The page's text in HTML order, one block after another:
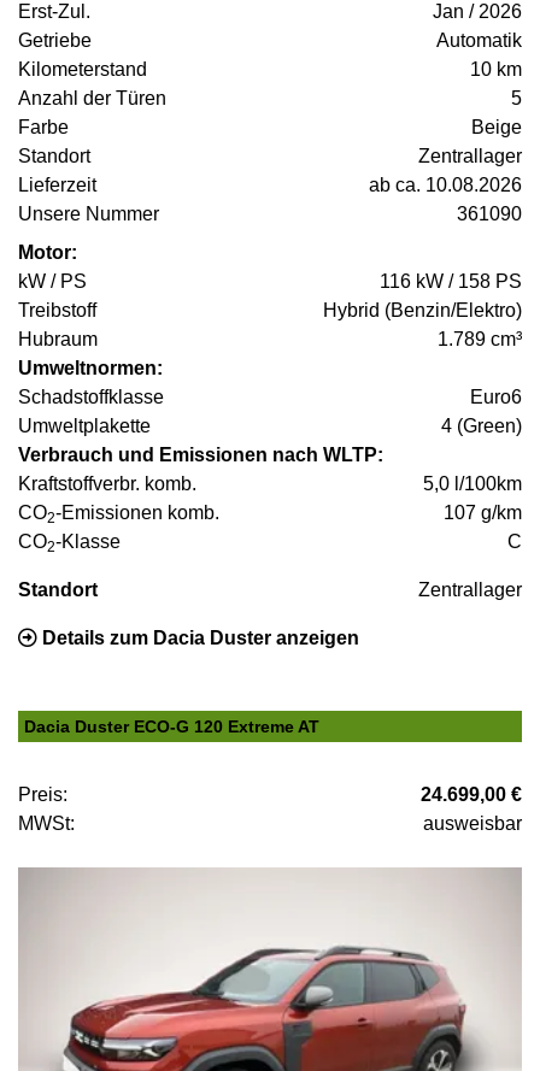
Erst-Zul.
Jan / 2026
Getriebe
Automatik
Kilometerstand
10 km
Anzahl der Türen
5
Farbe
Beige
Standort
Zentrallager
Lieferzeit
ab ca. 10.08.2026
Unsere Nummer
361090
Motor:
kW / PS
116 kW / 158 PS
Treibstoff
Hybrid (Benzin/Elektro)
Hubraum
1.789 cm³
Umweltnormen:
Schadstoffklasse
Euro6
Umweltplakette
4 (Green)
Verbrauch und Emissionen nach WLTP:
Kraftstoffverbr. komb.
5,0 l/100km
CO2-Emissionen komb.
107 g/km
CO2-Klasse C
Standort Zentrallager
Details zum Dacia Duster anzeigen
Dacia Duster ECO-G 120 Extreme AT
Preis:
24.699,00 €
MWSt:
ausweisbar